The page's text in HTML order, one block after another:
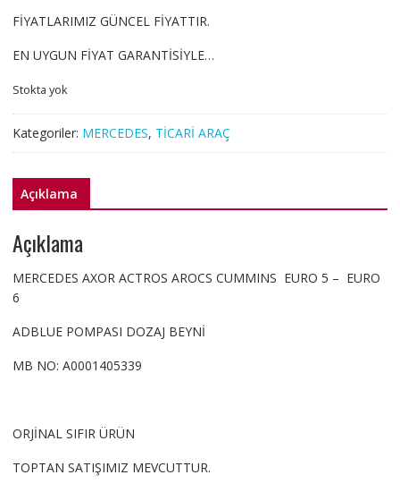
FİYATLARIMIZ GÜNCEL FİYATTIR.
EN UYGUN FİYAT GARANTİSİYLE…
Stokta yok
Kategoriler: MERCEDES, TİCARİ ARAÇ
Açıklama
Açıklama
MERCEDES AXOR ACTROS AROCS CUMMINS EURO 5 – EURO
6
ADBLUE POMPASI DOZAJ BEYNİ
MB NO: A0001405339
ORJİNAL SIFIR ÜRÜN
TOPTAN SATIŞIMIZ MEVCUTTUR.